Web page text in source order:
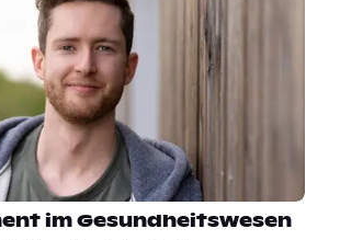
im Gesundheitswesen